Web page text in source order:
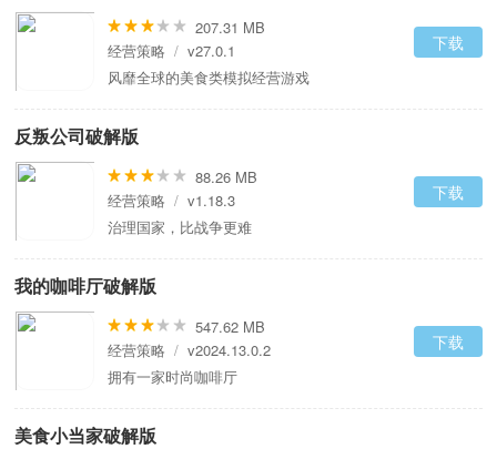
207.31 MB
经营策略 / v27.0.1
风靡全球的美食类模拟经营游戏
下载
反叛公司破解版
88.26 MB
经营策略 / v1.18.3
治理国家，比战争更难
下载
我的咖啡厅破解版
547.62 MB
经营策略 / v2024.13.0.2
拥有一家时尚咖啡厅
下载
美食小当家破解版